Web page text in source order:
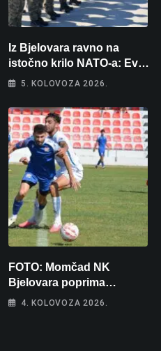
Iz Bjelovara ravno na
istočno krilo NATO-a: Evo
kamo odlazi 82 hrvatska
5. KOLOVOZA 2026.
FOTO: Momčad NK
Bjelovara poprima
jesenski izgled
4. KOLOVOZA 2026.